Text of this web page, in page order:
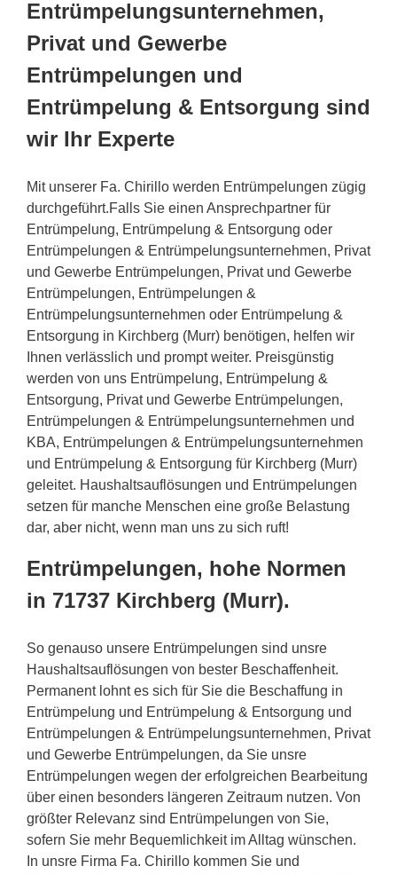
Entrümpelungsunternehmen,
Privat und Gewerbe
Entrümpelungen und
Entrümpelung & Entsorgung sind
wir Ihr Experte
Mit unserer Fa. Chirillo werden Entrümpelungen zügig
durchgeführt.Falls Sie einen Ansprechpartner für
Entrümpelung, Entrümpelung & Entsorgung oder
Entrümpelungen & Entrümpelungsunternehmen, Privat
und Gewerbe Entrümpelungen, Privat und Gewerbe
Entrümpelungen, Entrümpelungen &
Entrümpelungsunternehmen oder Entrümpelung &
Entsorgung in Kirchberg (Murr) benötigen, helfen wir
Ihnen verlässlich und prompt weiter. Preisgünstig
werden von uns Entrümpelung, Entrümpelung &
Entsorgung, Privat und Gewerbe Entrümpelungen,
Entrümpelungen & Entrümpelungsunternehmen und
KBA, Entrümpelungen & Entrümpelungsunternehmen
und Entrümpelung & Entsorgung für Kirchberg (Murr)
geleitet. Haushaltsauflösungen und Entrümpelungen
setzen für manche Menschen eine große Belastung
dar, aber nicht, wenn man uns zu sich ruft!
Entrümpelungen, hohe Normen
in 71737 Kirchberg (Murr).
So genauso unsere Entrümpelungen sind unsre
Haushaltsauflösungen von bester Beschaffenheit.
Permanent lohnt es sich für Sie die Beschaffung in
Entrümpelung und Entrümpelung & Entsorgung und
Entrümpelungen & Entrümpelungsunternehmen, Privat
und Gewerbe Entrümpelungen, da Sie unsre
Entrümpelungen wegen der erfolgreichen Bearbeitung
über einen besonders längeren Zeitraum nutzen. Von
größter Relevanz sind Entrümpelungen von Sie,
sofern Sie mehr Bequemlichkeit im Alltag wünschen.
In unsre Firma Fa. Chirillo kommen Sie und